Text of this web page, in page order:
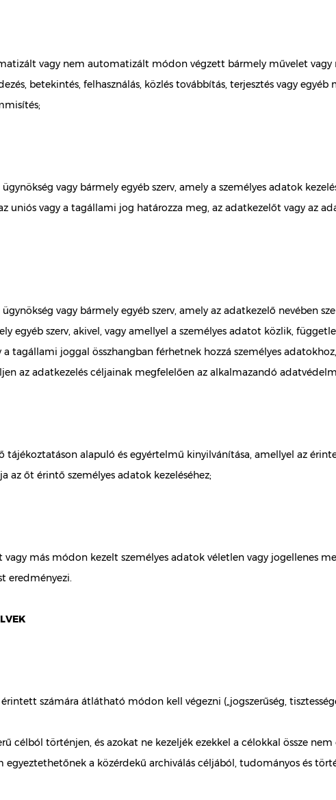
vagy nem automatizált módon végzett bármely művelet vagy
betekintés, felhasználás, közlés továbbítás, terjesztés vagy
vagy bármely egyéb szerv, amely a személyes adatok
uniós vagy a tagállami jog határozza meg, az adatkezelőt vagy az
vagy bármely egyéb szerv, amely az adatkezelő nevében
egyéb szerv, akivel, vagy amellyel a személyes adatot közlik,
a tagállami joggal összhangban férhetnek hozzá személyes
az adatkezelés céljainak megfelelően az alkalmazandó
tájékoztatáson alapuló és egyértelmű kinyilvánítása, amellyel az
az őt érintő személyes adatok kezeléséhez;
más módon kezelt személyes adatok véletlen vagy jogellenes
eredményezi.
számára átlátható módon kell végezni („jogszerűség,
célból történjen, és azokat ne kezeljék ezekkel a célokkal össze
a közérdekű archiválás céljából, tudományos és